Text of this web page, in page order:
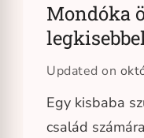
Mondóka
Updated on
Egy kisbaba
család